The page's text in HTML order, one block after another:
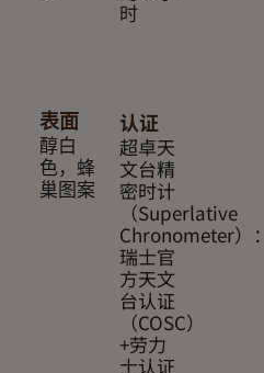
表面
醇白
色，蜂
巢图案
时
认证
超卓天
文台精
密时计
（Superlative
Chronometer）：
瑞士官
方天文
台认证
（COSC）
+劳力
士认证